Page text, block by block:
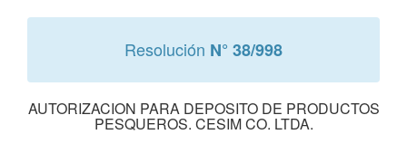
Resolución N° 38/998
AUTORIZACION PARA DEPOSITO DE PRODUCTOS
PESQUEROS. CESIM CO. LTDA.